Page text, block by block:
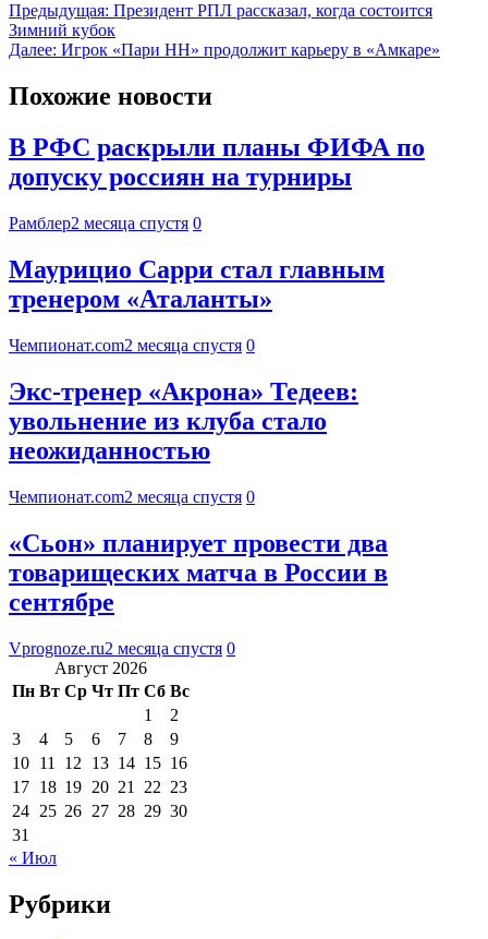
Предыдущая: Президент РПЛ рассказал, когда состоится
Зимний кубок
Далее: Игрок «Пари НН» продолжит карьеру в «Амкаре»
Похожие новости
В РФС раскрыли планы ФИФА по
допуску россиян на турниры
Рамблер2 месяца спустя 0
Маурицио Сарри стал главным
тренером «Аталанты»
Чемпионат.com2 месяца спустя 0
Экс-тренер «Акрона» Тедеев:
увольнение из клуба стало
неожиданностью
Чемпионат.com2 месяца спустя 0
«Сьон» планирует провести два
товарищеских матча в России в
сентябре
Vprognoze.ru2 месяца спустя 0
Август 2026
Пн Вт Ср Чт Пт Сб Вс
1
2
3
4 5 6 7 8
9
10 11 12 13 14 15 16
17 18 19 20 21 22 23
24 25 26 27 28 29 30
31
« Июл
Рубрики